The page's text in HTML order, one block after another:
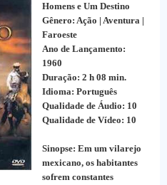
Homens e Um Destino
Gênero: Ação | Aventura |
Faroeste
Ano de Lançamento:
1960
Duração: 2 h 08 min.
Idioma: Português
Qualidade de Áudio: 10
Qualidade de Vídeo: 10
Sinopse: Em um vilarejo
mexicano, os habitantes
sofrem constantes